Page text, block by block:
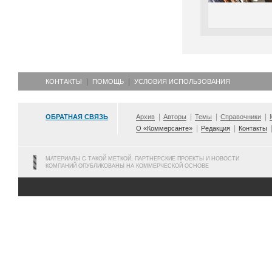
КОНТАКТЫ ПОМОЩЬ УСЛОВИЯ ИСПОЛЬЗОВАНИЯ
ОБРАТНАЯ СВЯЗЬ Архив Авторы Темы Справочники
О «Коммерсанте»
Редакция Контакты
МАТЕРИАЛЫ С ТАКОЙ МЕТКОЙ, ПАРТНЕРСКИЕ ПРОЕКТЫ И НОВОСТИ
КОМПАНИЙ ОПУБЛИКОВАНЫ НА КОММЕРЧЕСКОЙ ОСНОВЕ